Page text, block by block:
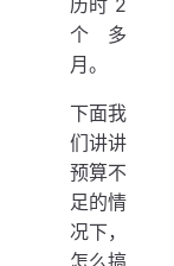
个多
月。
下面我
们讲讲
预算不
足的情
况下，
怎么搞